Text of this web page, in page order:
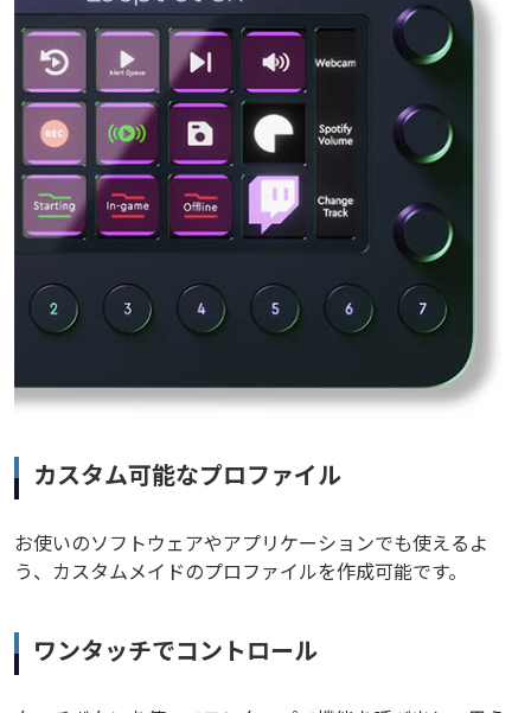
カスタム可能なプロファイル
お使いのソフトウェアやアプリケーションでも使えるよ
う、カスタムメイドのプロファイルを作成可能です。
ワンタッチでコントロール